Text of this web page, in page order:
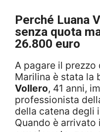
Perché Luana
senza quota
26.800 euro
A pagare il
Marilina è stata la
Vollero, 41 anni,
professionista
della catena degli
Quando è arrivato